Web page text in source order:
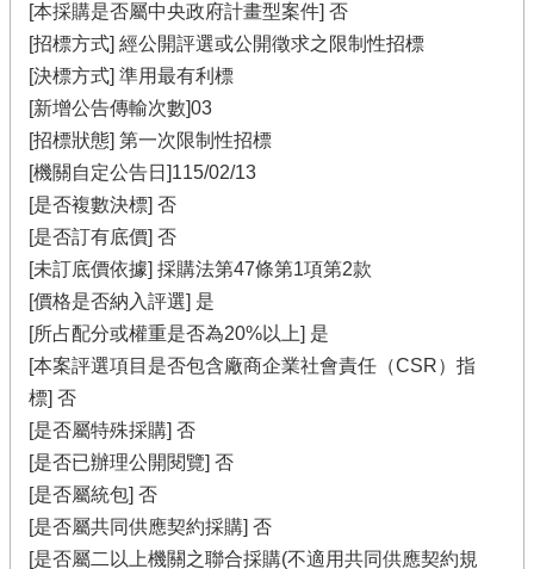
[本採購是否屬中央政府計畫型案件] 否
[招標方式] 經公開評選或公開徵求之限制性招標
[決標方式] 準用最有利標
[新增公告傳輸次數]03
[招標狀態] 第一次限制性招標
[機關自定公告日]115/02/13
[是否複數決標] 否
[是否訂有底價] 否
[未訂底價依據] 採購法第47條第1項第2款
[價格是否納入評選] 是
[所占配分或權重是否為20%以上] 是
[本案評選項目是否包含廠商企業社會責任（CSR）指
標] 否
[是否屬特殊採購] 否
[是否已辦理公開閱覽] 否
[是否屬統包] 否
[是否屬共同供應契約採購] 否
[是否屬二以上機關之聯合採購(不適用共同供應契約規